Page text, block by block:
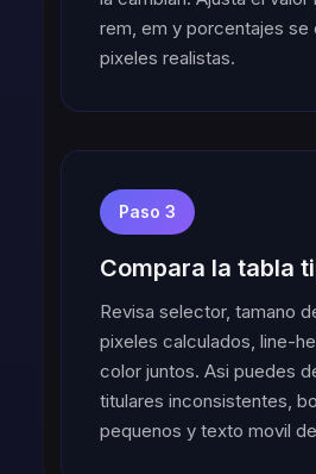
rem, em y porcentajes se
pixeles realistas.
Paso 3
Compara la tabla
Revisa selector, tamano
pixeles calculados, line-
color juntos. Asi puedes
titulares inconsistentes,
pequenos y texto movil